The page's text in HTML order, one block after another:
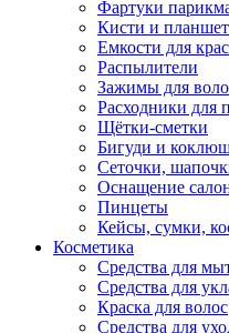
Фартуки
Кисти и
Емкости для
Распылители
Зажимы для
Расходники для
Щётки-сметки
Бигуди и
Сеточки,
Оснащение
Пинцеты
Кейсы, сумки,
Косметика
Средства для
Средства для
Краска для волос
Средства для